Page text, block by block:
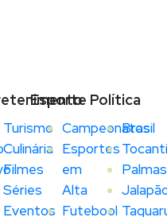
Turismo
Culinária
Filmes
Séries
Eventos
Esporte
Campeonatos
Esportes
em
Alta
Futebool
Política
Brasil
Palmas